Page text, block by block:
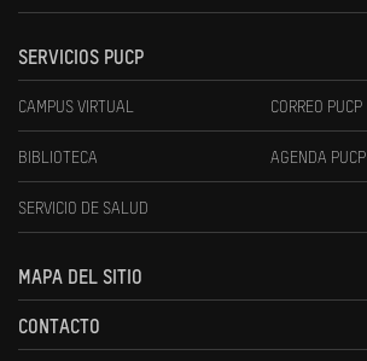
SERVICIOS PUCP
CAMPUS VIRTUAL CORREO PUCP
BIBLIOTECA AGENDA PUCP
SERVICIO DE SALUD
MAPA DEL SITIO
CONTACTO